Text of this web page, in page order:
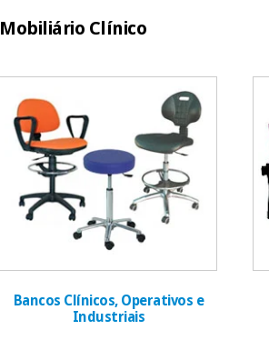
Mobiliário Clínico
Bancos Clínicos, Operativos e
Industriais